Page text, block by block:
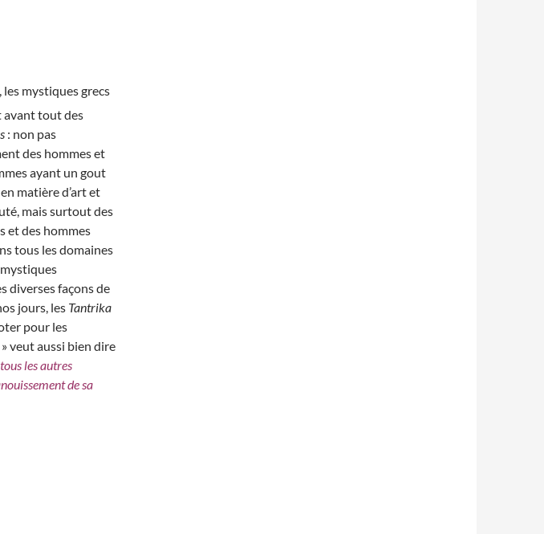
les mystiques grecs
avant tout des
: non pas
des hommes et
ayant un gout
matière d’art et
mais surtout des
et des hommes
tous les domaines
diverses façons de
jours, les Tantrika
pour les
» veut aussi bien dire
les autres
de sa